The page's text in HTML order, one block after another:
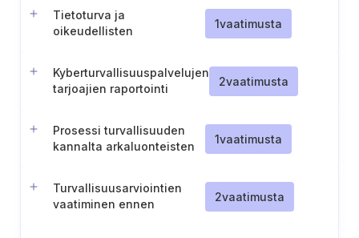
Tietoturva ja
oikeudellisten
1vaatimusta
Kyberturvallisuuspalvelujen
tarjoajien raportointi
2vaatimusta
Prosessi turvallisuuden
kannalta arkaluonteisten
1vaatimusta
Turvallisuusarviointien
vaatiminen ennen
2vaatimusta